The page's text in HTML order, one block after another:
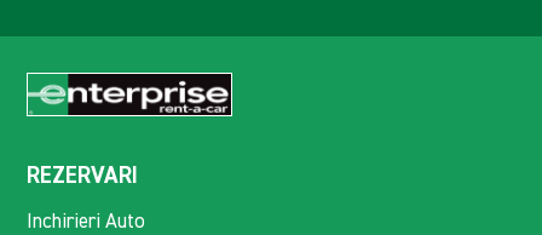
REZERVARI
Inchirieri Auto